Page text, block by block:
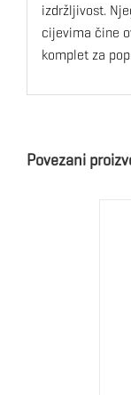
izdržljivost.
cijevima čine
komplet za
Povezani